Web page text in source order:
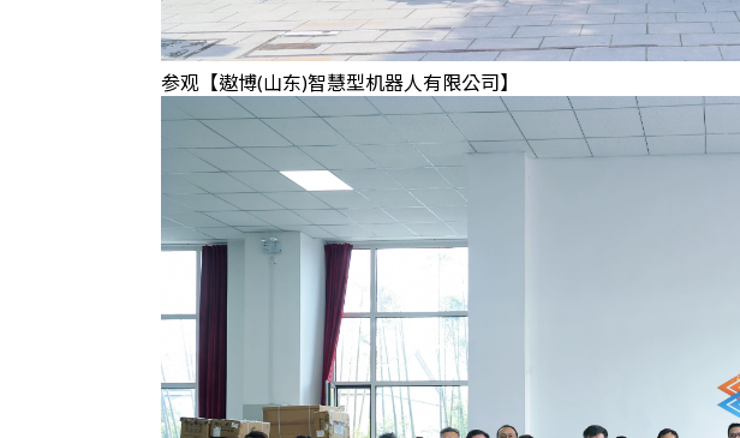
参观【遨博(山东)智慧型机器人有限公司】